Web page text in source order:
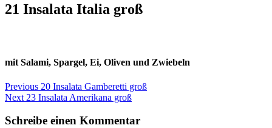
21 Insalata Italia groß
mit Salami, Spargel, Ei, Oliven und Zwiebeln
Beitragsnavigation
Previous Previous
post:
20 Insalata Gamberetti groß
Next Next
23 Insalata Amerikana groß
Schreibe einen Kommentar